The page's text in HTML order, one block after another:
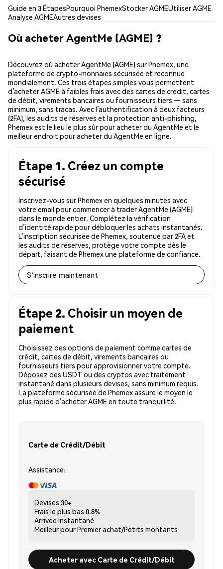
Guide en 3 ÉtapesPourquoi PhemexStocker AGMEUtiliser AGME
Analyse AGMEAutres devises
Où acheter AgentMe (AGME) ?
Découvrez où acheter AgentMe (AGME) sur Phemex, une
plateforme de crypto-monnaies sécurisée et reconnue
mondialement. Ces trois étapes simples vous permettent
d’acheter AGME à faibles frais avec des cartes de crédit, cartes
de débit, virements bancaires ou fournisseurs tiers — sans
minimum, sans tracas. Avec l’authentification à deux facteurs
(2FA), les audits de réserves et la protection anti-phishing,
Phemex est le lieu le plus sûr pour acheter du AgentMe et le
meilleur endroit pour acheter du AgentMe en ligne.
Étape 1. Créez un compte
sécurisé
Inscrivez-vous sur Phemex en quelques minutes avec
votre email pour commencer à trader AgentMe (AGME)
dans le monde entier. Complétez la vérification
d’identité rapide pour débloquer les achats instantanés.
L’inscription sécurisée de Phemex, soutenue par 2FA et
les audits de réserves, protège votre compte dès le
départ, faisant de Phemex une plateforme de confiance.
S'inscrire maintenant
Étape 2. Choisir un moyen de
paiement
Choisissez des options de paiement comme cartes de
crédit, cartes de débit, virements bancaires ou
fournisseurs tiers pour approvisionner votre compte.
Déposez des USDT ou des cryptos avec traitement
instantané dans plusieurs devises, sans minimum requis.
La plateforme sécurisée de Phemex assure le moyen le
plus rapide d’acheter AGME en toute tranquillité.
Carte de Crédit/Débit
Assistance:
Devises 30+
Frais le plus bas 0.8%
Arrivée Instantané
Meilleur pourPremier achat/Petits montants
Acheter avec Carte de Crédit/Débit